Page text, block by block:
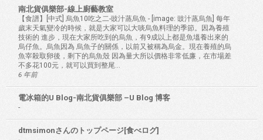
南北貨俱樂部-線上廚藝教室
【食譜】[中式] 烏魚10吃之二-豉汁蒸烏魚 - [image: 豉汁蒸烏魚] 每年
歲末天氣變冷的時候，就是大家可以大啖烏魚料理的季節。因為養殖
技術的 進步，現在大家所吃到的烏魚，有9成以上都是魚塭養出來的
烏仔魚。烏魚因為 烏魚子的關係，以前又被稱為烏金。現在養殖的烏
魚宰殺取卵後，剩下的烏魚殼 因為量大所以價格非常低廉，在市場差
不多花100元，就可以買到整尾...
6 年前
電冰箱的U Blog-南北貨俱樂部 –U Blog 博客
-
dtmsimonさんのトップページ[食べログ]